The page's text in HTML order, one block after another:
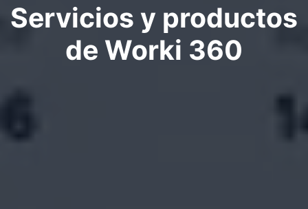
Servicios y productos
de Worki 360